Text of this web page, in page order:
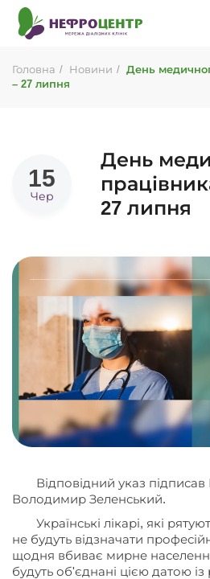
Головна Новини
День
– 27 липня
15
Чер
День
27 липня
Відповідний указ
Володимир Зеленський.
Українські лікарі, які
не будуть відзначати
щодня вбиває мирне
будуть об'єднані цією датою із